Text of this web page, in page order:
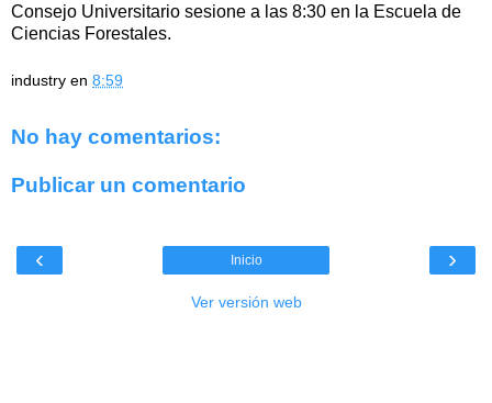
Consejo Universitario sesione a las 8:30 en la Escuela de
Ciencias Forestales.
industry en 8:59
No hay comentarios:
Publicar un comentario
‹ ›
Inicio
Ver versión web